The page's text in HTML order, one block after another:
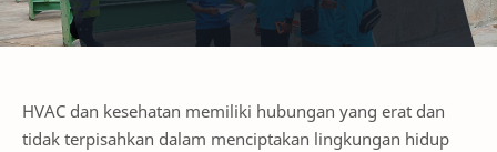
HVAC dan kesehatan memiliki hubungan yang erat dan
tidak terpisahkan dalam menciptakan lingkungan hidup